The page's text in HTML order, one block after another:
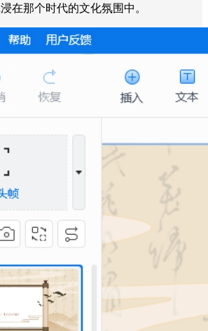
在那个时代的文化氛围中。